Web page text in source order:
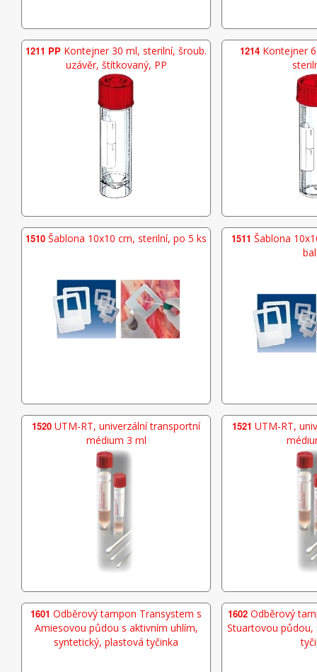
1211 PP Kontejner 30 ml, sterilní, šroub.
uzávěr, štítkovaný, PP
1214Kontejner
1510 Šablona 10x10 cm, sterilní, po 5 ks 1511 Šablona
1520 UTM-RT, univerzální transportní
médium 3 ml
1521 UTM-RT,
1601 Odběrový tampon Transystem s
Amiesovou půdou s aktivním uhlím,
syntetický, plastová tyčinka
1602 Odběrový
Stuartovou půdou,